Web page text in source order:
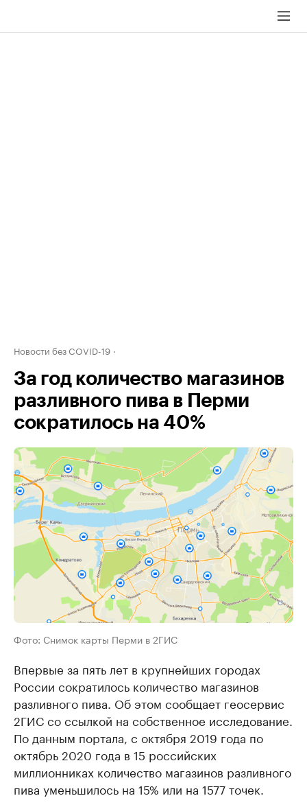
Новости без COVID-19
За год количество магазинов
разливного пива в Перми
сократилось на 40%
Фото: Снимок карты Перми в 2ГИС
Впервые за пять лет в крупнейших городах
России сократилось количество магазинов
разливного пива. Об этом сообщает геосервис
2ГИС со ссылкой на собственное исследование.
По данным портала, с октября 2019 года по
октябрь 2020 года в 15 российских
миллионниках количество магазинов разливного
пива уменьшилось на 15% или на 1577 точек.